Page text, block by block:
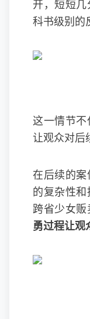
开，短短
科书级别的
这一情节
让观众对后
在后续的案
的复杂性
跨省少女贩
勇过程让观